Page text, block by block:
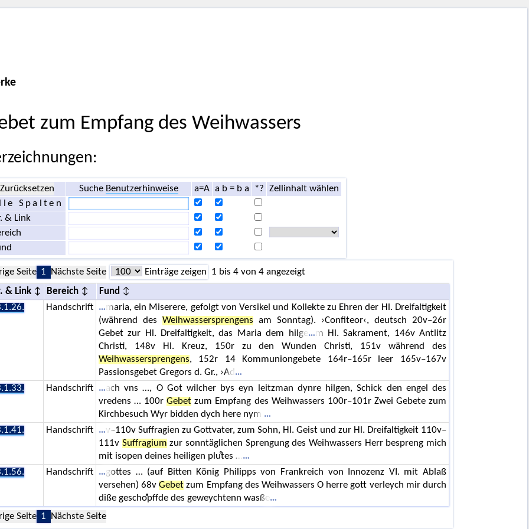
zum Empfang des Weihwassers
Zurücksetzen Suche Benutzerhinweise a=A a b = b a *?
Zellinhalt wählen
Spalten
& Link
Seite 1 Nächste Seite Einträge zeigen 1 bis 4 von 4 angezeigt
& Link Bereich
Fund
Handschrift
maria, ein Miserere, gefolgt von Versikel und Kollekte zu Ehren der Hl. Dreifaltigkeit
(während des Weihwassersprengens am Sonntag). ›Confiteor‹, deutsch 20v–26r
Gebet zur Hl. Dreifaltigkeit, das Maria dem hilge
m Hl. Sakrament, 146v Antlitz
Christi, 148v Hl. Kreuz, 150r zu den Wunden Christi, 151v während des
Weihwassersprengens, 152r 14 Kommuniongebete 164r–165r leer 165v–167v
Passionsgebet Gregors d. Gr., ›Ad
Handschrift
ach vns …, O Got wilcher bys eyn leitzman dynre hilgen, Schick den engel des
vredens … 100rGebet zum Empfang des Weihwassers 100r–101r Zwei Gebete zum
Kirchbesuch Wyr bidden dych here nym
Handschrift
v–110v Suffragien zu Gottvater, zum Sohn, Hl. Geist und zur Hl. Dreifaltigkeit 110v–
111v Suffragium zur sonntäglichen Sprengung des Weihwassers Herr bespreng mich
mit isopen deines heiligen pluͦtes …
Handschrift
gottes … (auf Bitten König Philipps von Frankreich von Innozenz VI. mit Ablaß
versehen) 68vGebet zum Empfang des Weihwassers O herre gott verleych mir durch
diße geschoͤpffde des geweychtenn wasße
Seite 1 Nächste Seite